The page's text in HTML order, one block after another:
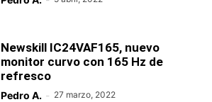
Newskill IC24VAF165, nuevo
monitor curvo con 165 Hz de
refresco
Pedro A. - 27 marzo, 2022